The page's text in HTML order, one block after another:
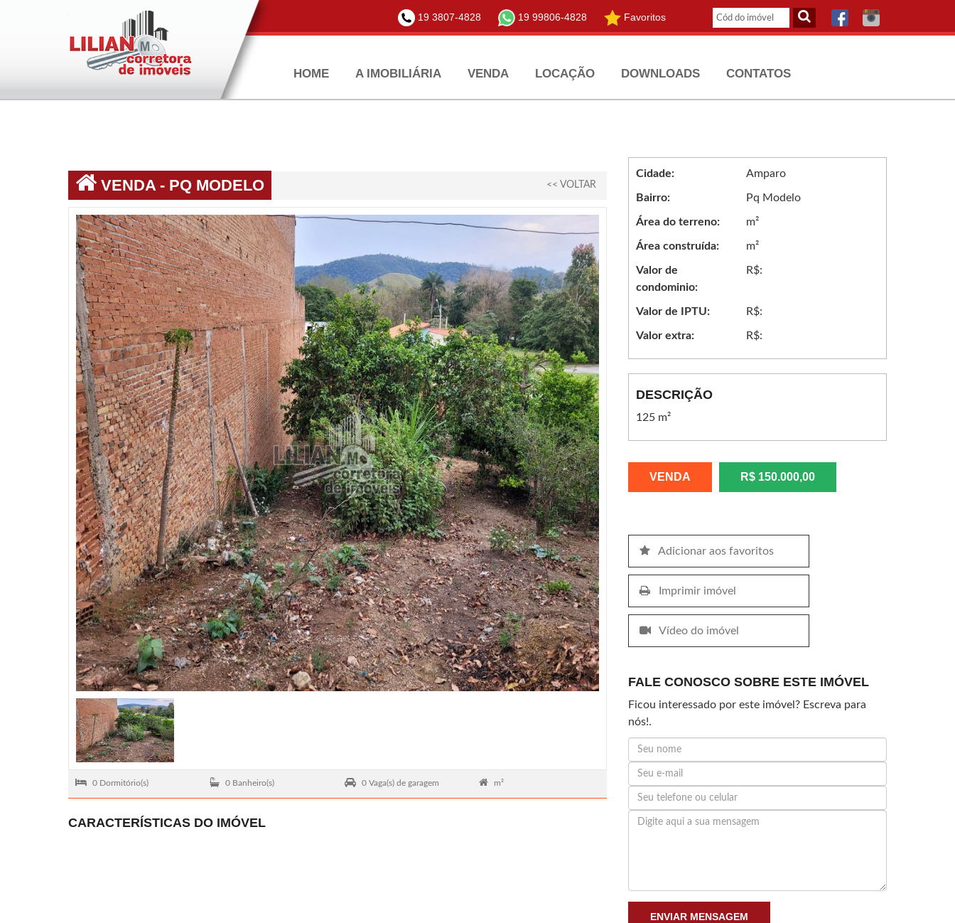
19 3807-4828 19 99806-4828 Favoritos
HOME A IMOBILIÁRIA VENDA LOCAÇÃO DOWNLOADS CONTATOS
VENDA - PQ MODELO << VOLTAR
0 Dormitório(s) 0 Banheiro(s) 0 Vaga(s) de garagem m²
CARACTERÍSTICAS DO IMÓVEL
Cidade: Amparo
Bairro: Pq Modelo
Área do terreno: m²
Área construída: m²
Valor de
condominio:
R$:
Valor de IPTU: R$:
Valor extra: R$:
DESCRIÇÃO
125 m²
VENDA R$ 150.000,00
Adicionar aos favoritos
Imprimir imóvel
Vídeo do imóvel
FALE CONOSCO SOBRE ESTE IMÓVEL
Ficou interessado por este imóvel? Escreva para
nós!.
ENVIAR MENSAGEM